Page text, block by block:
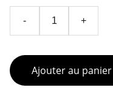
- +
Ajouter au panier